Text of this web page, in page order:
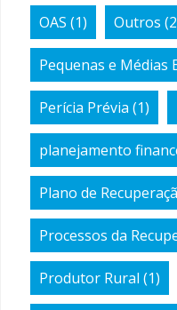
OAS (1) Outros
Pequenas e Médias
Perícia Prévia (1)
planejamento
Plano de
Processos da
Produtor Rural (1)